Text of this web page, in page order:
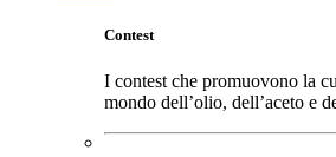
Contest
I contest che promuovono la
mondo dell’olio, dell’aceto e